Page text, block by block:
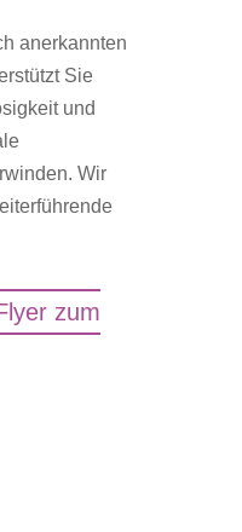
anerkannten
Sie
und
Wir
zum